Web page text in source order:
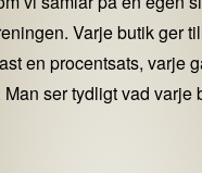
Varje butik ger
en procentsats, varje
ser tydligt vad varje